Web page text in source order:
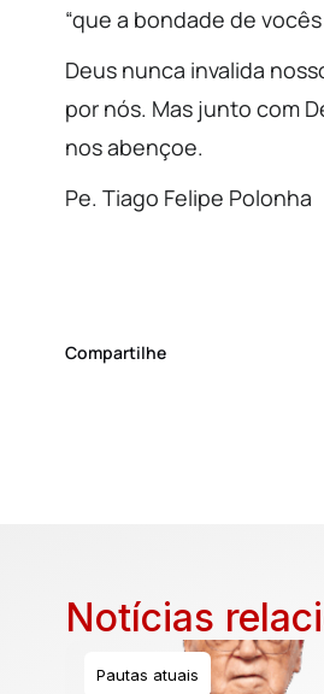
“que a bondade de
Deus nunca invalida
por nós. Mas junto com
nos abençoe.
Pe. Tiago Felipe Polonha
Compartilhe
Notícias
Pautas atuais